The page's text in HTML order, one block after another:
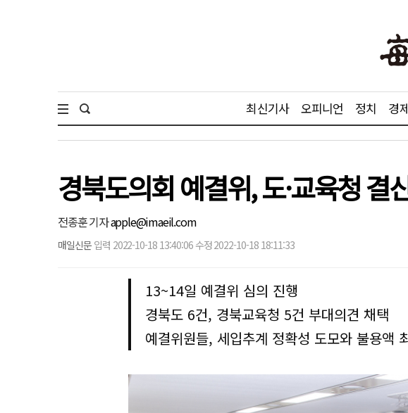
최신기사 오피니언 정치 경
경북도의회 예결위, 도·교육청 결
전종훈 기자apple@imaeil.com
매일신문 입력 2022-10-18 13:40:06 수정 2022-10-18 18:11:33
13~14일 예결위 심의 진행
경북도 6건, 경북교육청 5건 부대의견 채택
예결위원들, 세입추계 정확성 도모와 불용액